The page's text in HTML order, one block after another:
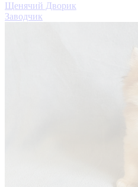
Щенячий Дворик
Заводчик